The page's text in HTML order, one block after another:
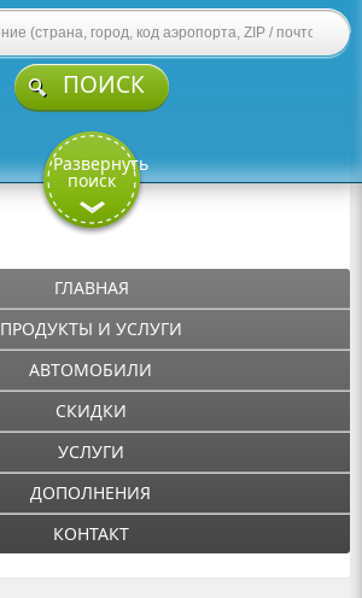
ПОИСК
Развернуть
поиск
ГЛАВНАЯ
ПРОДУКТЫ И УСЛУГИ
АВТОМОБИЛИ
СКИДКИ
УСЛУГИ
ДОПОЛНЕНИЯ
КОНТАКТ